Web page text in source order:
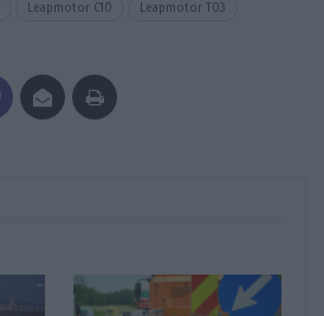
Leapmotor C10 Leapmotor T03